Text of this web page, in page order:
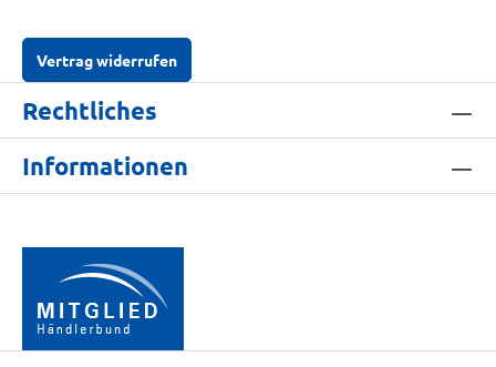
Vertrag widerrufen
Rechtliches
Informationen